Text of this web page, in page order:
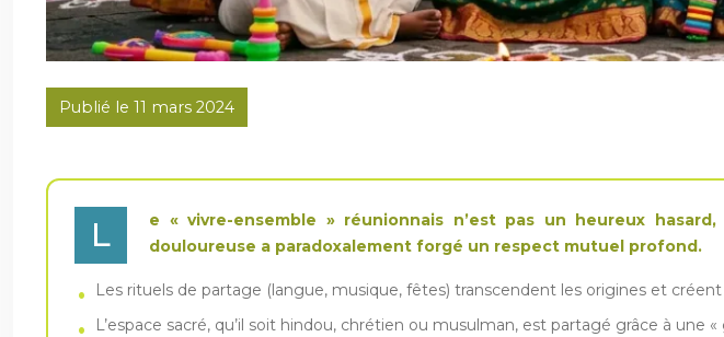
Publié le 11 mars 2024
L
e « vivre-ensemble » réunionnais n’est pas un heureux
douloureuse a paradoxalement forgé un respect mutuel profond.
Les rituels de partage (langue, musique, fêtes) transcendent les origines et
L’espace sacré, qu’il soit hindou, chrétien ou musulman, est partagé grâce à une